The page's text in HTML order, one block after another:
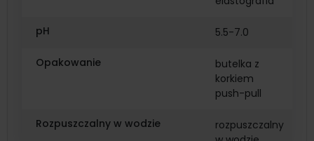
pH 5.5-7.0
Opakowanie
butelka z
korkiem
push-pull
Rozpuszczalny w wodzie
rozpuszczalny